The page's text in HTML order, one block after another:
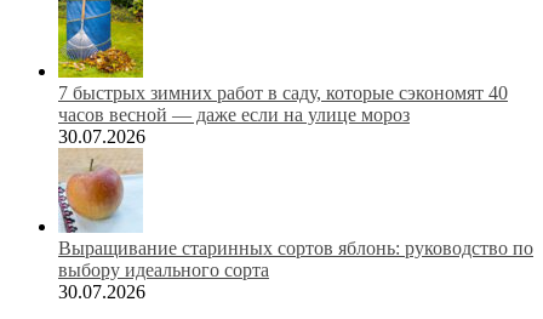
7 быстрых зимних работ в саду, которые сэкономят 40
часов весной — даже если на улице мороз
30.07.2026
Выращивание старинных сортов яблонь: руководство по
выбору идеального сорта
30.07.2026